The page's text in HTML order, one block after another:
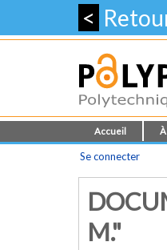
<
Accueil
Se connecter
M."